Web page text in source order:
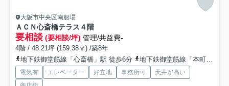
大阪市中央区南船場
ＡＣＮ心斎橋テラス ４階
要相談 (要相談/坪) 管理/共益費-
4階 / 48.21坪 (159.38㎡) /築8年
地下鉄御堂筋線「心斎橋」駅 徒歩6分
地下鉄御堂筋線「本町」駅 徒歩9分
電気有 エレベーター 好立地 事務所可
天井が高い